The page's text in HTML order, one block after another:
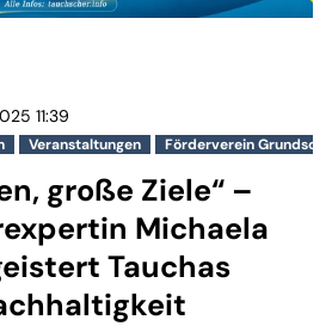
Veranstaltungen Förderverein
11:39
große Ziele“ –
Michaela
Tauchas